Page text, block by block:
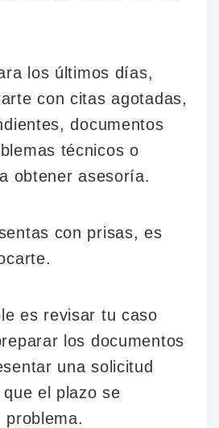
los últimos días,
con citas agotadas,
documentos
técnicos o
obtener asesoría.
con prisas, es
es revisar tu caso
los documentos
una solicitud
el plazo se
problema.